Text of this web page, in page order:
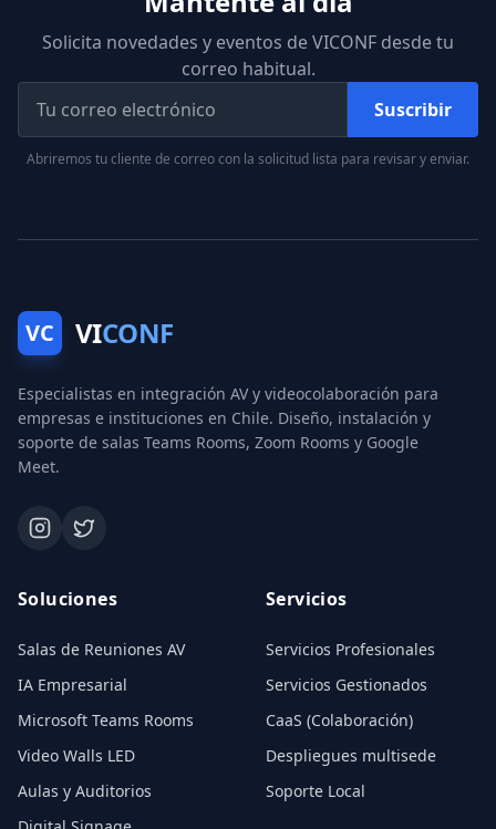
Solicita novedades y eventos de VICONF desde tu
correo habitual.
Suscribir
Abriremos tu cliente de correo con la solicitud lista para revisar y enviar.
VC VICONF
Especialistas en integración AV y videocolaboración para
empresas e instituciones en Chile. Diseño, instalación y
soporte de salas Teams Rooms, Zoom Rooms y Google
Meet.
Soluciones
Salas de Reuniones AV
IA Empresarial
Microsoft Teams Rooms
Video Walls LED
Aulas y Auditorios
Servicios
Servicios Profesionales
Servicios Gestionados
CaaS (Colaboración)
Despliegues multisede
Soporte Local